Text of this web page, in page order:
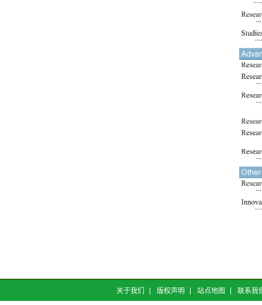
关于我们 版权声明 站点地图 联系我